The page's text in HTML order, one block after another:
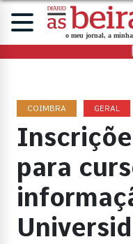
COIMBRA GERAL
para